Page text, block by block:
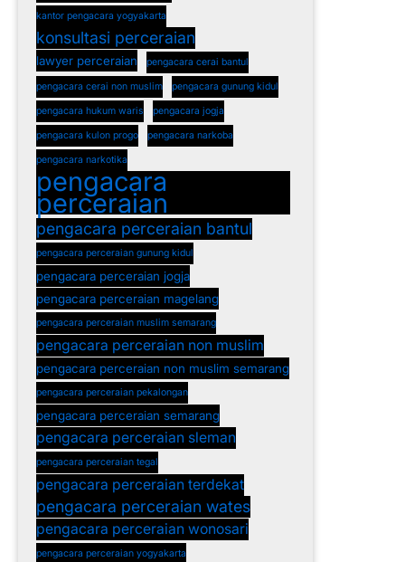
kantor pengacara yogyakarta
konsultasi perceraian
lawyer perceraian pengacara cerai bantul
pengacara cerai non muslim pengacara gunung kidul
pengacara hukum waris pengacara jogja
pengacara kulon progo pengacara narkoba
pengacara narkotika
pengacara
perceraian
pengacara perceraian bantul
pengacara perceraian gunung kidul
pengacara perceraian jogja
pengacara perceraian magelang
pengacara perceraian muslim semarang
pengacara perceraian non muslim
pengacara perceraian non muslim semarang
pengacara perceraian pekalongan
pengacara perceraian semarang
pengacara perceraian sleman
pengacara perceraian tegal
pengacara perceraian terdekat
pengacara perceraian wates
pengacara perceraian wonosari
pengacara perceraian yogyakarta